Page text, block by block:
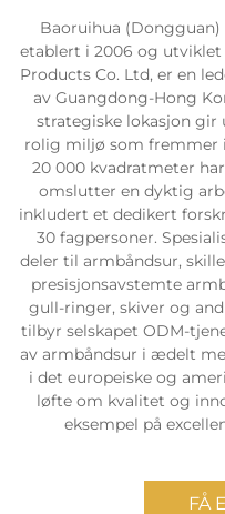
Baoruihua (Dongguan)
etablert i 2006 og utviklet
Products Co. Ltd, er en
av Guangdong-Hong
strategiske lokasjon
rolig miljø som fremmer
20 000 kvadratmeter
omslutter en dyktig
inkludert et dedikert
30 fagpersoner.
deler til armbåndsur,
presisjonsavstemte
gull-ringer, skiver og
tilbyr selskapet ODM-
av armbåndsur i ædelt
i det europeiske og
løfte om kvalitet og
eksempel på
FÅ